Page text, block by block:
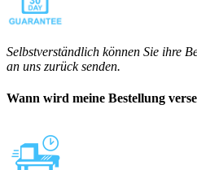
Selbstverständlich können Sie ihre
an uns zurück senden.
Wann wird meine Bestellung